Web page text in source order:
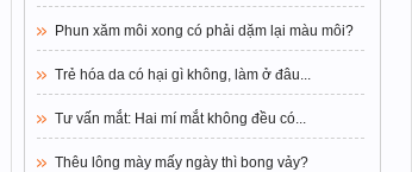
Phun xăm môi xong có phải dặm lại màu môi?
Trẻ hóa da có hại gì không, làm ở đâu...
Tư vấn mắt: Hai mí mắt không đều có...
Thêu lông mày mấy ngày thì bong vảy?